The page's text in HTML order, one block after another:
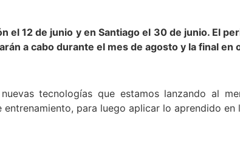
12 de junio y en Santiago el 30 de junio. El
a cabo durante el mes de agosto y la final en
tecnologías que estamos lanzando al
para luego aplicar lo aprendido en